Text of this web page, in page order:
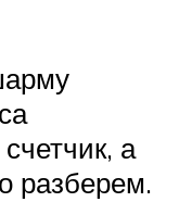
а
разберем.